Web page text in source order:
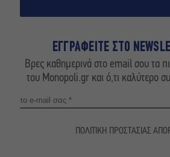
ΕΓΓΡΑΦΕΙΤΕ ΣΤΟ
Βρες καθημερινά στο email σου τα
του Monopoli.gr και ό,τι καλύτερο
ΠΟΛΙΤΙΚΗ ΠΡΟΣΤΑΣΙΑΣ